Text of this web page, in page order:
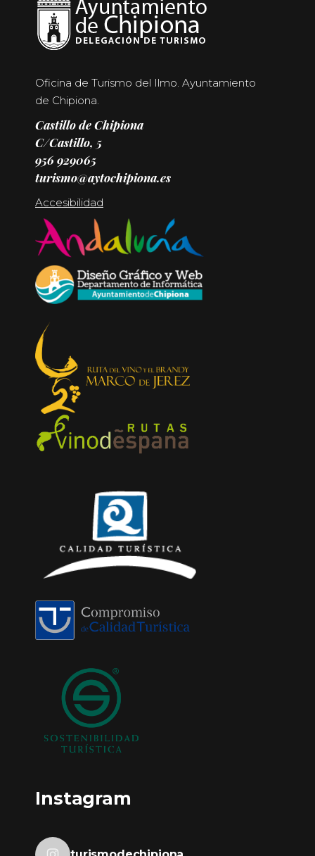
Oficina de Turismo del Ilmo. Ayuntamiento
de Chipiona.
Castillo de Chipiona
C/Castillo, 5
956 929065
turismo@aytochipiona.es
Accesibilidad
Instagram